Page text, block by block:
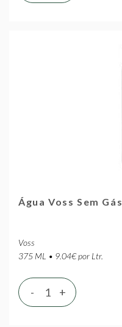
Água Voss Sem Gás
Voss
375 ML • 9.04€ por Ltr.
+
-